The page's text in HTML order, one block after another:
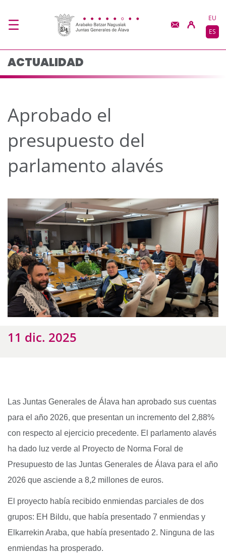
Aprobado el
EU
ES
ACTUALIDAD
Aprobado el
presupuesto del
parlamento alavés
11 dic. 2025
Las Juntas Generales de Álava han aprobado sus cuentas
para el año 2026, que presentan un incremento del 2,88%
con respecto al ejercicio precedente. El parlamento alavés
ha dado luz verde al Proyecto de Norma Foral de
Presupuesto de las Juntas Generales de Álava para el año
2026 que asciende a 8,2 millones de euros.
El proyecto había recibido enmiendas parciales de dos
grupos: EH Bildu, que había presentado 7 enmiendas y
Elkarrekin Araba, que había presentado 2. Ninguna de las
enmiendas ha prosperado.